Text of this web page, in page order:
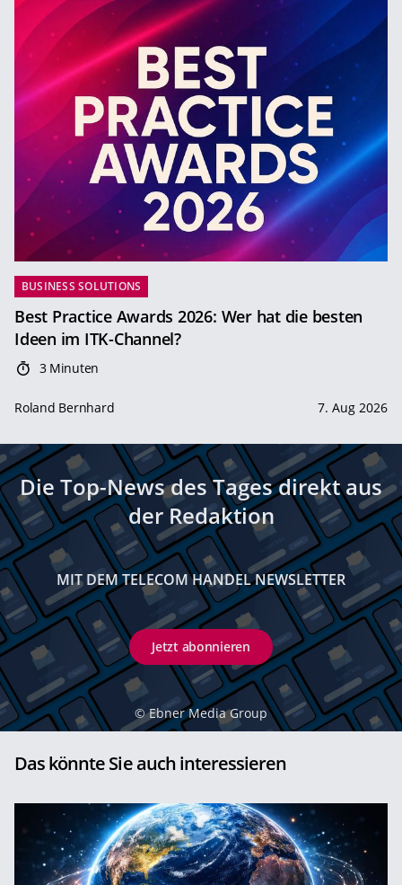
BUSINESS SOLUTIONS
Best Practice Awards 2026: Wer hat die besten
Ideen im ITK-Channel?
3 Minuten
Roland Bernhard 7. Aug 2026
Die Top-News des Tages direkt aus
der Redaktion
MIT DEM TELECOM HANDEL NEWSLETTER
Jetzt abonnieren
© Ebner Media Group
Das könnte Sie auch interessieren